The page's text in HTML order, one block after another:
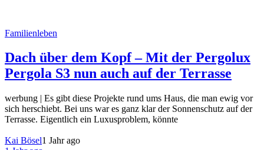
Familienleben
Dach über dem Kopf – Mit der Pergolux
Pergola S3 nun auch auf der Terrasse
werbung | Es gibt diese Projekte rund ums Haus, die man ewig vor
sich herschiebt. Bei uns war es ganz klar der Sonnenschutz auf der
Terrasse. Eigentlich ein Luxusproblem, könnte
Kai Bösel1 Jahr ago